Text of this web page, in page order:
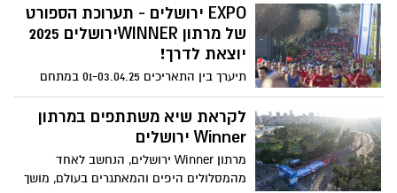
כסמל לחוסן ולתקווה, לחוזק ולניצחון הרוח
הישראלית
EXPO ירושלים - תערוכת הספורט
של מרתון WINNERירושלים 2025
יוצאת לדרך!
תיערך בין התאריכים 01-03.04.25 במתחם
הסינמה סיטי ירושלים. הכניסה חופשית
לקראת שיא משתתפים במרתון
Winner ירושלים
מרתון Winner ירושלים, הנחשב לאחד
מהמסלולים היפים והמאתגרים בעולם, מושך